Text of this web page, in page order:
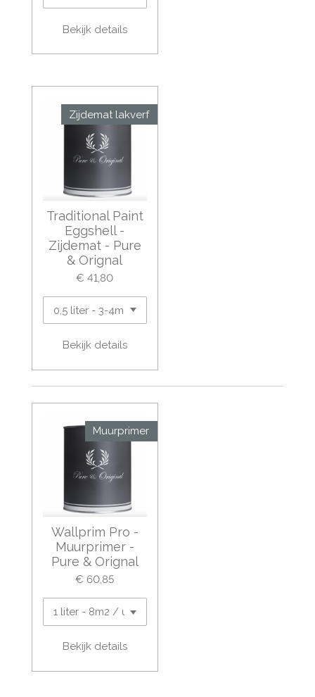
Bekijk details
Zijdemat lakverf
Traditional Paint
Eggshell -
Zijdemat - Pure
& Orignal
€ 41,80
Bekijk details
Muurprimer
Wallprim Pro -
Muurprimer -
Pure & Orignal
€ 60,85
Bekijk details